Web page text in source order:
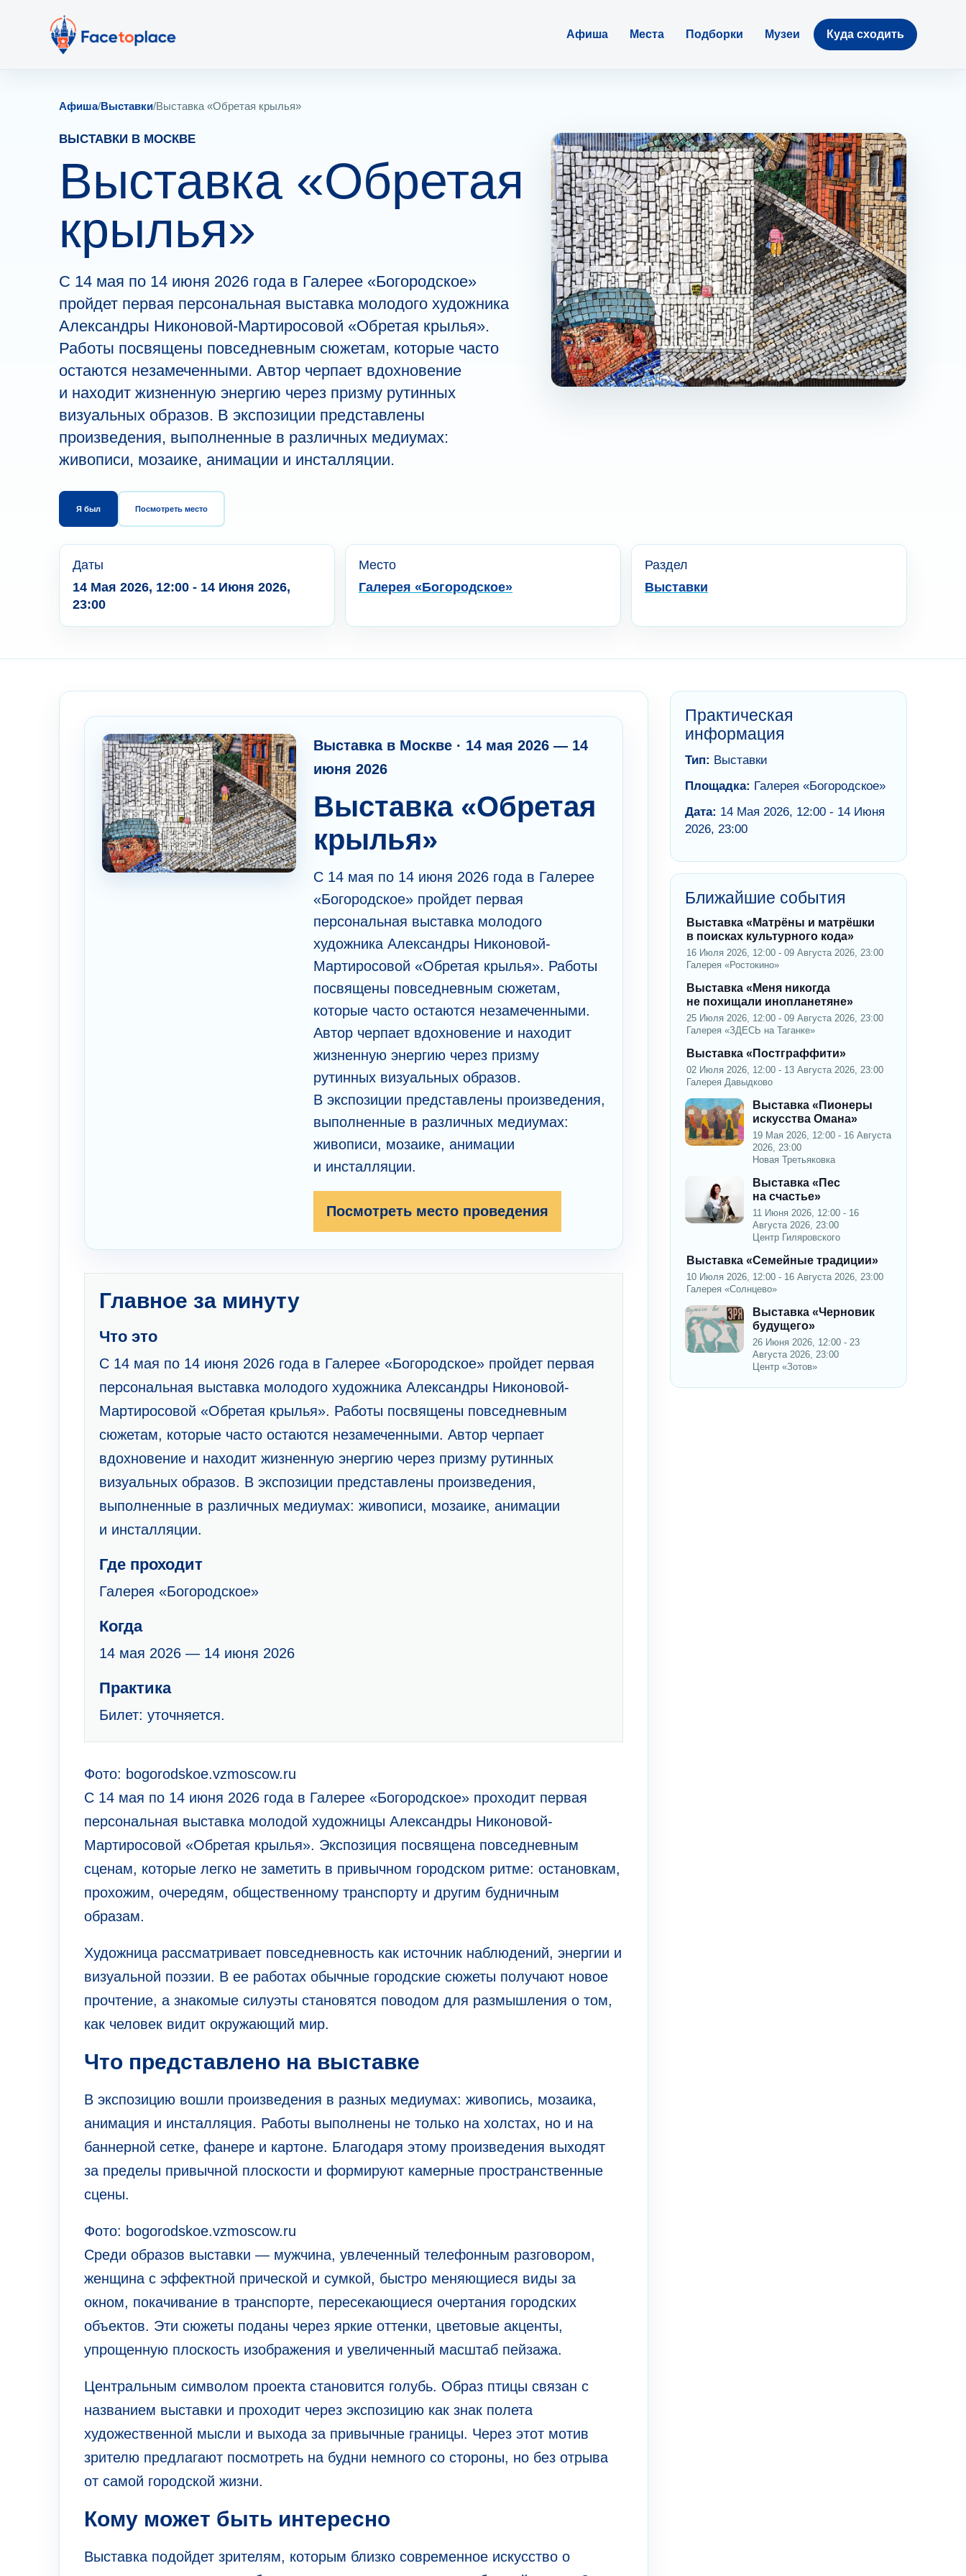
Афиша Места Подборки Музеи Куда сходить
Афиша/Выставки/Выставка «Обретая крылья»
ВЫСТАВКИ В МОСКВЕ
Выставка «Обретая
крылья»
С 14 мая по 14 июня 2026 года в Галерее «Богородское»
пройдет первая персональная выставка молодого художника
Александры Никоновой-Мартиросовой «Обретая крылья».
Работы посвящены повседневным сюжетам, которые часто
остаются незамеченными. Автор черпает вдохновение
и находит жизненную энергию через призму рутинных
визуальных образов. В экспозиции представлены
произведения, выполненные в различных медиумах:
живописи, мозаике, анимации и инсталляции.
Я был Посмотреть место
Даты
14 Мая 2026, 12:00 - 14 Июня 2026,
23:00
Место
Галерея «Богородское»
Раздел
Выставки
Выставка в Москве · 14 мая 2026 — 14
июня 2026
Выставка «Обретая
крылья»
С 14 мая по 14 июня 2026 года в Галерее
«Богородское» пройдет первая
персональная выставка молодого
художника Александры Никоновой-
Мартиросовой «Обретая крылья». Работы
посвящены повседневным сюжетам,
которые часто остаются незамеченными.
Автор черпает вдохновение и находит
жизненную энергию через призму
рутинных визуальных образов.
В экспозиции представлены произведения,
выполненные в различных медиумах:
живописи, мозаике, анимации
и инсталляции.
Посмотреть место проведения
Главное за минуту
Что это
С 14 мая по 14 июня 2026 года в Галерее «Богородское» пройдет первая
персональная выставка молодого художника Александры Никоновой-
Мартиросовой «Обретая крылья». Работы посвящены повседневным
сюжетам, которые часто остаются незамеченными. Автор черпает
вдохновение и находит жизненную энергию через призму рутинных
визуальных образов. В экспозиции представлены произведения,
выполненные в различных медиумах: живописи, мозаике, анимации
и инсталляции.
Где проходит
Галерея «Богородское»
Когда
14 мая 2026 — 14 июня 2026
Практика
Билет: уточняется.
Фото: bogorodskoe.vzmoscow.ru
С 14 мая по 14 июня 2026 года в Галерее «Богородское» проходит первая
персональная выставка молодой художницы Александры Никоновой-
Мартиросовой «Обретая крылья». Экспозиция посвящена повседневным
сценам, которые легко не заметить в привычном городском ритме: остановкам,
прохожим, очередям, общественному транспорту и другим будничным
образам.
Художница рассматривает повседневность как источник наблюдений, энергии и
визуальной поэзии. В ее работах обычные городские сюжеты получают новое
прочтение, а знакомые силуэты становятся поводом для размышления о том,
как человек видит окружающий мир.
Что представлено на выставке
В экспозицию вошли произведения в разных медиумах: живопись, мозаика,
анимация и инсталляция. Работы выполнены не только на холстах, но и на
баннерной сетке, фанере и картоне. Благодаря этому произведения выходят
за пределы привычной плоскости и формируют камерные пространственные
сцены.
Фото: bogorodskoe.vzmoscow.ru
Среди образов выставки — мужчина, увлеченный телефонным разговором,
женщина с эффектной прической и сумкой, быстро меняющиеся виды за
окном, покачивание в транспорте, пересекающиеся очертания городских
объектов. Эти сюжеты поданы через яркие оттенки, цветовые акценты,
упрощенную плоскость изображения и увеличенный масштаб пейзажа.
Центральным символом проекта становится голубь. Образ птицы связан с
названием выставки и проходит через экспозицию как знак полета
художественной мысли и выхода за привычные границы. Через этот мотив
зрителю предлагают посмотреть на будни немного со стороны, но без отрыва
от самой городской жизни.
Кому может быть интересно
Выставка подойдет зрителям, которым близко современное искусство о
Практическая
информация
Тип: Выставки
Площадка: Галерея «Богородское»
Дата: 14 Мая 2026, 12:00 - 14 Июня
2026, 23:00
Ближайшие события
Выставка «Матрёны и матрёшки
в поисках культурного кода»
16 Июля 2026, 12:00 - 09 Августа 2026, 23:00
Галерея «Ростокино»
Выставка «Меня никогда
не похищали инопланетяне»
25 Июля 2026, 12:00 - 09 Августа 2026, 23:00
Галерея «ЗДЕСЬ на Таганке»
Выставка «Постграффити»
02 Июля 2026, 12:00 - 13 Августа 2026, 23:00
Галерея Давыдково
Выставка «Пионеры
искусства Омана»
19 Мая 2026, 12:00 - 16 Августа
2026, 23:00
Новая Третьяковка
Выставка «Пес
на счастье»
11 Июня 2026, 12:00 - 16
Августа 2026, 23:00
Центр Гиляровского
Выставка «Семейные традиции»
10 Июля 2026, 12:00 - 16 Августа 2026, 23:00
Галерея «Солнцево»
Выставка «Черновик
будущего»
26 Июня 2026, 12:00 - 23
Августа 2026, 23:00
Центр «Зотов»